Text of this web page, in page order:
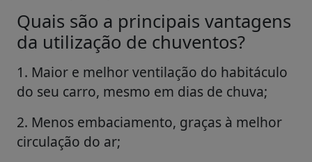
Quais são a principais vantagens
da utilização de chuventos?
1. Maior e melhor ventilação do habitáculo
do seu carro, mesmo em dias de chuva;
2. Menos embaciamento, graças à melhor
circulação do ar;